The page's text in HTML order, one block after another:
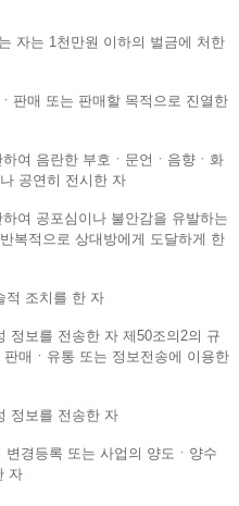
자는 1천만원 이하의 벌금에 처한
판매 또는 판매할 목적으로 진열한
여 음란한 부호ㆍ문언ㆍ음향ㆍ화
공연히 전시한 자
여 공포심이나 불안감을 유발하는
복적으로 상대방에게 도달하게 한
적 조치를 한 자
정보를 전송한 자 제50조의2의 규
매ㆍ유통 또는 정보전송에 이용한
정보를 전송한 자
경등록 또는 사업의 양도ㆍ양수
자